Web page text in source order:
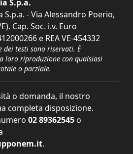
S.p.a.
- Via Alessandro Poerio,
Cap. Soc. i.v. Euro
e REA VE-454332
testi sono riservati. È
loro riproduzione con qualsiasi
o parziale.
o domanda, il nostro
completa disposizione.
02 89362545 o
.